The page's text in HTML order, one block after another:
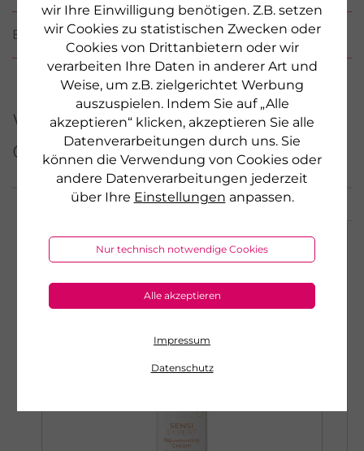
wir Ihre Einwilligung benötigen. Z.B. setzen
wir Cookies zu statistischen Zwecken oder
Cookies von Drittanbietern oder wir
verarbeiten Ihre Daten in anderer Art und
Weise, um z.B. zielgerichtet Werbung
auszuspielen. Indem Sie auf „Alle
akzeptieren“ klicken, akzeptieren Sie alle
Datenverarbeitungen durch uns. Sie
können die Verwendung von Cookies oder
andere Datenverarbeitungen jederzeit
über Ihre Einstellungen anpassen.
Nur technisch notwendige Cookies
Alle akzeptieren
Impressum
Datenschutz
BEWERTUNGEN
Weitere Produkte aus
dieser Serie